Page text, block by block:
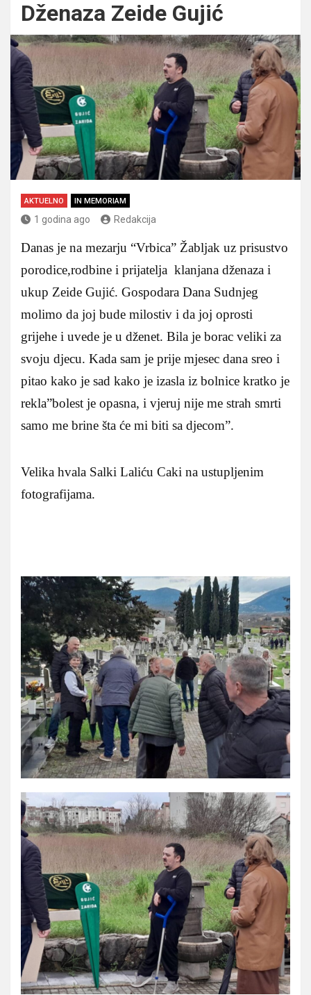
Dženaza Zeide Gujić
AKTUELNO IN MEMORIAM
1 godina ago Redakcija
Danas je na mezarju “Vrbica” Žabljak uz prisustvo
porodice,rodbine i prijatelja klanjana dženaza i
ukup Zeide Gujić. Gospodara Dana Sudnjeg
molimo da joj bude milostiv i da joj oprosti
grijehe i uvede je u dženet. Bila je borac veliki za
svoju djecu. Kada sam je prije mjesec dana sreo i
pitao kako je sad kako je izasla iz bolnice kratko je
rekla”bolest je opasna, i vjeruj nije me strah smrti
samo me brine šta će mi biti sa djecom”.
Velika hvala Salki Laliću Caki na ustupljenim
fotografijama.